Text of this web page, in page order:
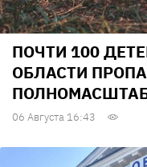
ПОЧТИ 100
ОБЛАСТИ
06 Августа 16:43